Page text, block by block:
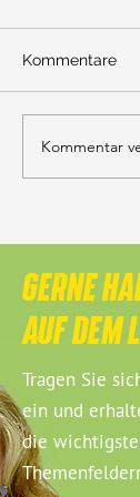
Kommentare
Kommentar
GERNE
AUF DEM
Tragen Sie
ein und
die